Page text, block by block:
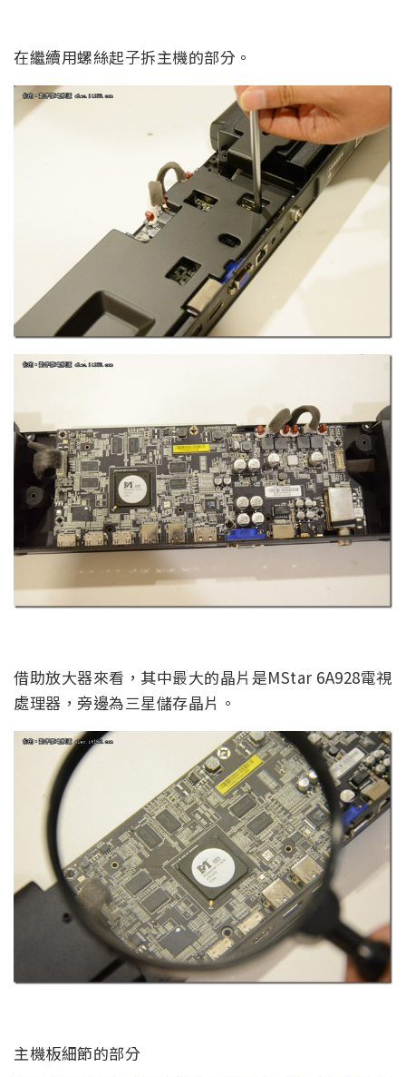
在繼續用螺絲起子拆主機的部分。
借助放大器來看，其中最大的晶片是MStar 6A928電視
處理器，旁邊為三星儲存晶片。
主機板細節的部分